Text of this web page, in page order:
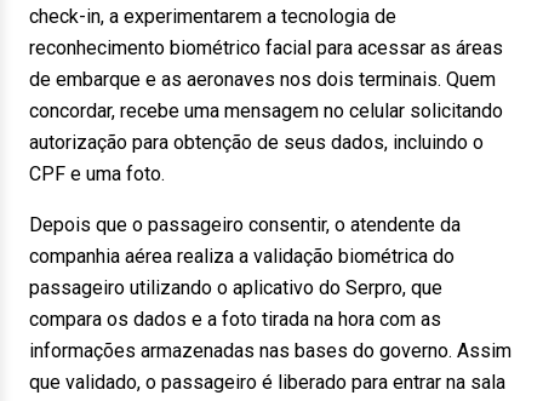
check-in, a experimentarem a tecnologia de
reconhecimento biométrico facial para acessar as áreas
de embarque e as aeronaves nos dois terminais. Quem
concordar, recebe uma mensagem no celular solicitando
autorização para obtenção de seus dados, incluindo o
CPF e uma foto.
Depois que o passageiro consentir, o atendente da
companhia aérea realiza a validação biométrica do
passageiro utilizando o aplicativo do Serpro, que
compara os dados e a foto tirada na hora com as
informações armazenadas nas bases do governo. Assim
que validado, o passageiro é liberado para entrar na sala